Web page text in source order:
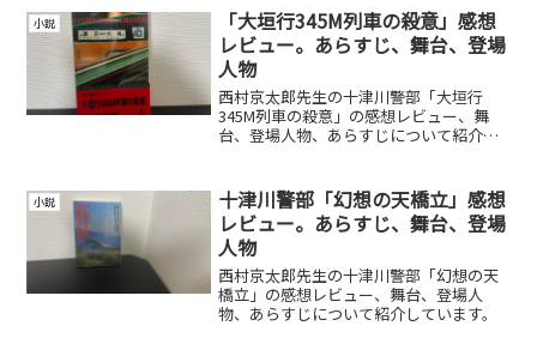
小説
「大垣行345M列車の殺意」感想
レビュー。あらすじ、舞台、登場
人物
西村京太郎先生の十津川警部「大垣行
345M列車の殺意」の感想レビュー、舞
台、登場人物、あらすじについて紹介し
小説
十津川警部「幻想の天橋立」感想
レビュー。あらすじ、舞台、登場
人物
西村京太郎先生の十津川警部「幻想の天
橋立」の感想レビュー、舞台、登場人
物、あらすじについて紹介しています。